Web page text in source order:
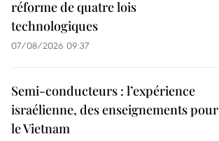
réforme de quatre lois
technologiques
07/08/2026 09:37
Semi-conducteurs : l’expérience
israélienne, des enseignements pour
le Vietnam